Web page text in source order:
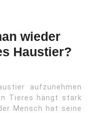
wieder
Haustier?
aufzunehmen
Tieres hängt stark
Mensch hat seine